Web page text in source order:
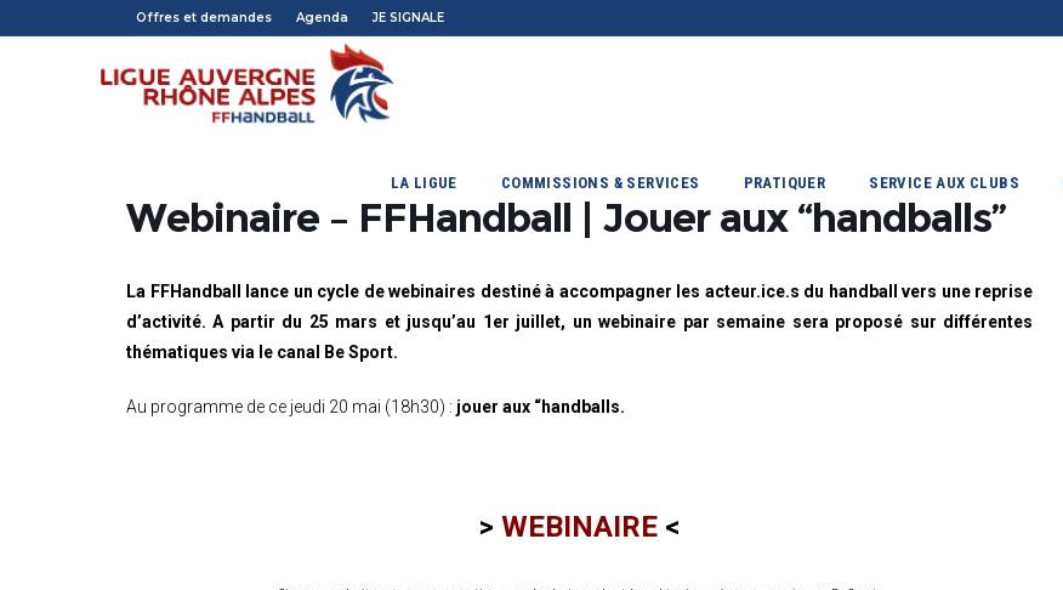
Offres et demandes Agenda JE SIGNALE
LA LIGUE COMMISSIONS & SERVICES PRATIQUER SERVICE AUX CLUBS
Webinaire – FFHandball | Jouer aux “handballs”
La FFHandball lance un cycle de webinaires destiné à accompagner les acteur.ice.s du handball vers une reprise
d’activité. A partir du 25 mars et jusqu’au 1er juillet, un webinaire par semaine sera proposé sur différentes
thématiques via le canal Be Sport.
Au programme de ce jeudi 20 mai (18h30) : jouer aux “handballs.
>WEBINAIRE <